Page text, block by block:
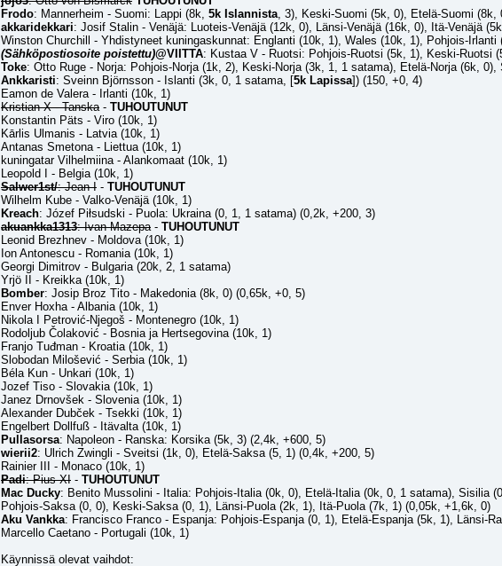
Frodo: Mannerheim - Suomi: Lappi (8k, 5k Islannista, 3), Keski-Suomi (5k, 0), Etelä-Suomi (8k,
akkaridekkari: Josif Stalin - Venäjä: Luoteis-Venäjä (12k, 0), Länsi-Venäjä (16k, 0), Itä-Venäjä
Winston Churchill - Yhdistyneet kuningaskunnat: Englanti (10k, 1), Wales (10k, 1), Pohjois-Irlanti
(Sähköpostiosoite poistettu)@VIITTA: Kustaa V - Ruotsi: Pohjois-Ruotsi (5k, 1), Keski-Ruotsi
Toke: Otto Ruge - Norja: Pohjois-Norja (1k, 2), Keski-Norja (3k, 1, 1 satama), Etelä-Norja (6k,
Ankkaristi: Sveinn Björnsson - Islanti (3k, 0, 1 satama, [5k Lapissa]) (150, +0, 4)
Eamon de Valera - Irlanti (10k, 1)
Kristian X - Tanska - TUHOUTUNUT
Konstantin Päts - Viro (10k, 1)
Kārlis Ulmanis - Latvia (10k, 1)
Antanas Smetona - Liettua (10k, 1)
kuningatar Vilhelmiina - Alankomaat (10k, 1)
Leopold I - Belgia (10k, 1)
Salwer1st/: Jean I - TUHOUTUNUT
Wilhelm Kube - Valko-Venäjä (10k, 1)
Kreach: Józef Piłsudski - Puola: Ukraina (0, 1, 1 satama) (0,2k, +200, 3)
akuankka1313: Ivan Mazepa - TUHOUTUNUT
Leonid Brezhnev - Moldova (10k, 1)
Ion Antonescu - Romania (10k, 1)
Georgi Dimitrov - Bulgaria (20k, 2, 1 satama)
Yrjö II - Kreikka (10k, 1)
Bomber: Josip Broz Tito - Makedonia (8k, 0) (0,65k, +0, 5)
Enver Hoxha - Albania (10k, 1)
Nikola I Petrović-Njegoš - Montenegro (10k, 1)
Rodoljub Čolaković - Bosnia ja Hertsegovina (10k, 1)
Franjo Tuđman - Kroatia (10k, 1)
Slobodan Milošević - Serbia (10k, 1)
Béla Kun - Unkari (10k, 1)
Jozef Tiso - Slovakia (10k, 1)
Janez Drnovšek - Slovenia (10k, 1)
Alexander Dubček - Tsekki (10k, 1)
Engelbert Dollfuß - Itävalta (10k, 1)
Pullasorsa: Napoleon - Ranska: Korsika (5k, 3) (2,4k, +600, 5)
wierii2: Ulrich Zwingli - Sveitsi (1k, 0), Etelä-Saksa (5, 1) (0,4k, +200, 5)
Rainier III - Monaco (10k, 1)
Padi: Pius XI - TUHOUTUNUT
Mac Ducky: Benito Mussolini - Italia: Pohjois-Italia (0k, 0), Etelä-Italia (0k, 0, 1 satama), Sisilia
Pohjois-Saksa (0, 0), Keski-Saksa (0, 1), Länsi-Puola (2k, 1), Itä-Puola (7k, 1) (0,05k, +1,6k, 0)
Aku Vankka: Francisco Franco - Espanja: Pohjois-Espanja (0, 1), Etelä-Espanja (5k, 1), Länsi-
Marcello Caetano - Portugali (10k, 1)
Käynnissä olevat vaihdot: